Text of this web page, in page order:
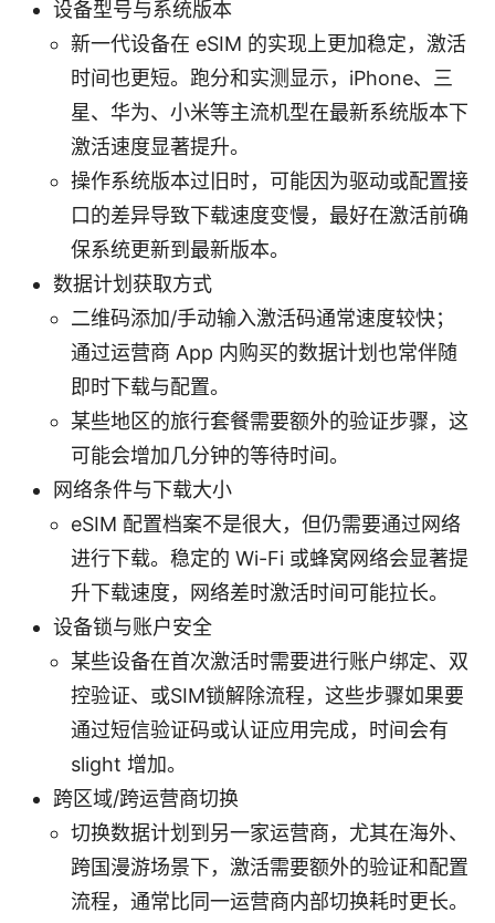
设备型号与系统版本
新一代设备在 eSIM 的实现上更加稳定，激活
时间也更短。跑分和实测显示，iPhone、三
星、华为、小米等主流机型在最新系统版本下
激活速度显著提升。
操作系统版本过旧时，可能因为驱动或配置接
口的差异导致下载速度变慢，最好在激活前确
保系统更新到最新版本。
数据计划获取方式
二维码添加/手动输入激活码通常速度较快；
通过运营商 App 内购买的数据计划也常伴随
即时下载与配置。
某些地区的旅行套餐需要额外的验证步骤，这
可能会增加几分钟的等待时间。
网络条件与下载大小
eSIM 配置档案不是很大，但仍需要通过网络
进行下载。稳定的 Wi-Fi 或蜂窝网络会显著提
升下载速度，网络差时激活时间可能拉长。
设备锁与账户安全
某些设备在首次激活时需要进行账户绑定、双
控验证、或SIM锁解除流程，这些步骤如果要
通过短信验证码或认证应用完成，时间会有
slight 增加。
跨区域/跨运营商切换
切换数据计划到另一家运营商，尤其在海外、
跨国漫游场景下，激活需要额外的验证和配置
流程，通常比同一运营商内部切换耗时更长。